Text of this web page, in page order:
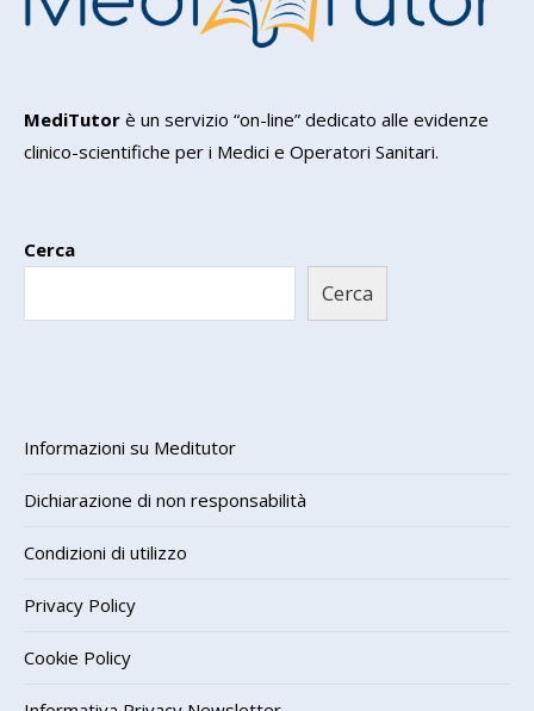
MediTutor è un servizio “on-line” dedicato alle evidenze
clinico-scientifiche per i Medici e Operatori Sanitari.
Cerca
Cerca
Informazioni su Meditutor
Dichiarazione di non responsabilità
Condizioni di utilizzo
Privacy Policy
Cookie Policy